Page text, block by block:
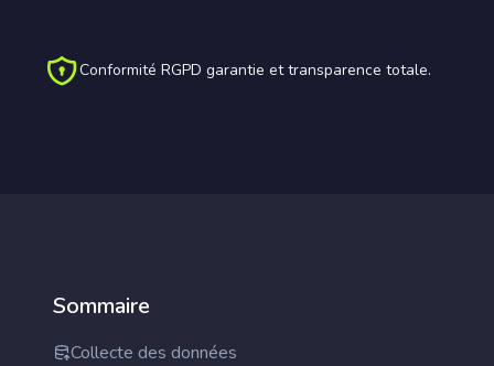
Conformité RGPD garantie et transparence totale.
Sommaire
Collecte des données